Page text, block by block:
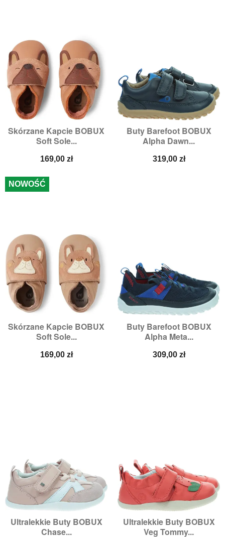
Skórzane Kapcie BOBUX
Soft Sole...
Cena
169,00 zł
Buty Barefoot BOBUX
Alpha Dawn...
Cena
319,00 zł
Skórzane Kapcie BOBUX
Soft Sole...
Cena
169,00 zł
NOWOŚĆ
Buty Barefoot BOBUX
Alpha Meta...
Cena
309,00 zł
Ultralekkie Buty BOBUX
Chase...
Ultralekkie Buty BOBUX
Veg Tommy...